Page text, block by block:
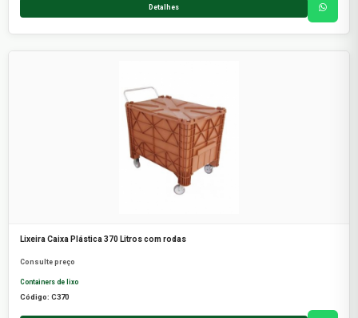
Detalhes
Lixeira Caixa Plástica 370 Litros com rodas
Consulte preço
Containers de lixo
Código: C370